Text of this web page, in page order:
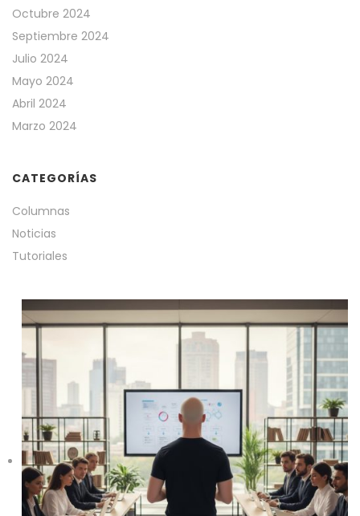
Octubre 2024
Septiembre 2024
Julio 2024
Mayo 2024
Abril 2024
Marzo 2024
CATEGORÍAS
Columnas
Noticias
Tutoriales